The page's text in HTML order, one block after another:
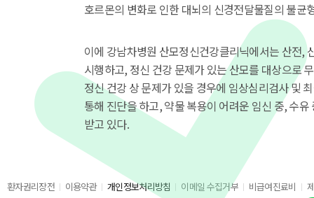
호르몬의 변화로 인한 대뇌의 신경전달물질의 불균
이에 강남차병원 산모정신건강클리닉에서는 산전,
시행하고, 정신 건강 문제가 있는 산모를 대상으로
정신 건강 상 문제가 있을 경우에 임상심리검사 및
통해 진단을 하고, 약물 복용이 어려운 임신 중, 수
받고 있다.
환자권리장전 이용약관 개인정보처리방침 이메일 수집거부 비급여진료비